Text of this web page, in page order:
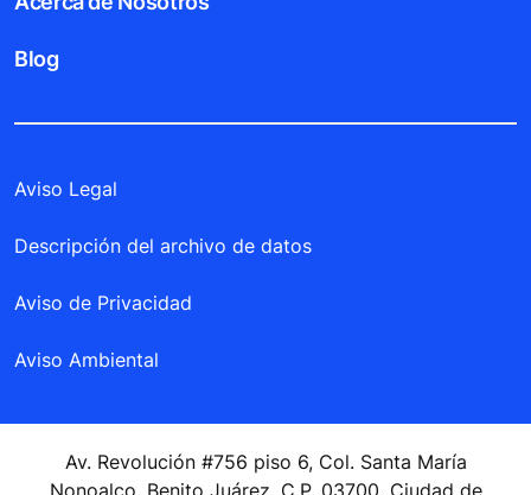
Blog
Aviso Legal
Descripción del archivo de datos
Aviso de Privacidad
Aviso Ambiental
Av. Revolución #756 piso 6, Col. Santa María